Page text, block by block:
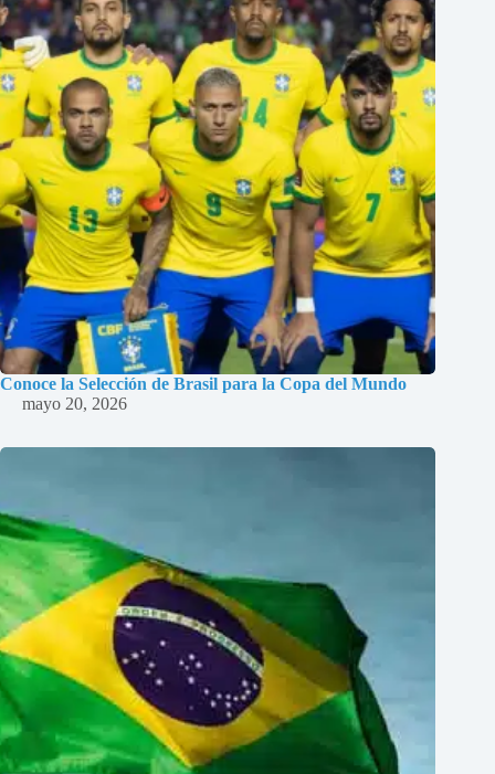
Conoce la Selección de Brasil para la Copa del Mundo
mayo 20, 2026